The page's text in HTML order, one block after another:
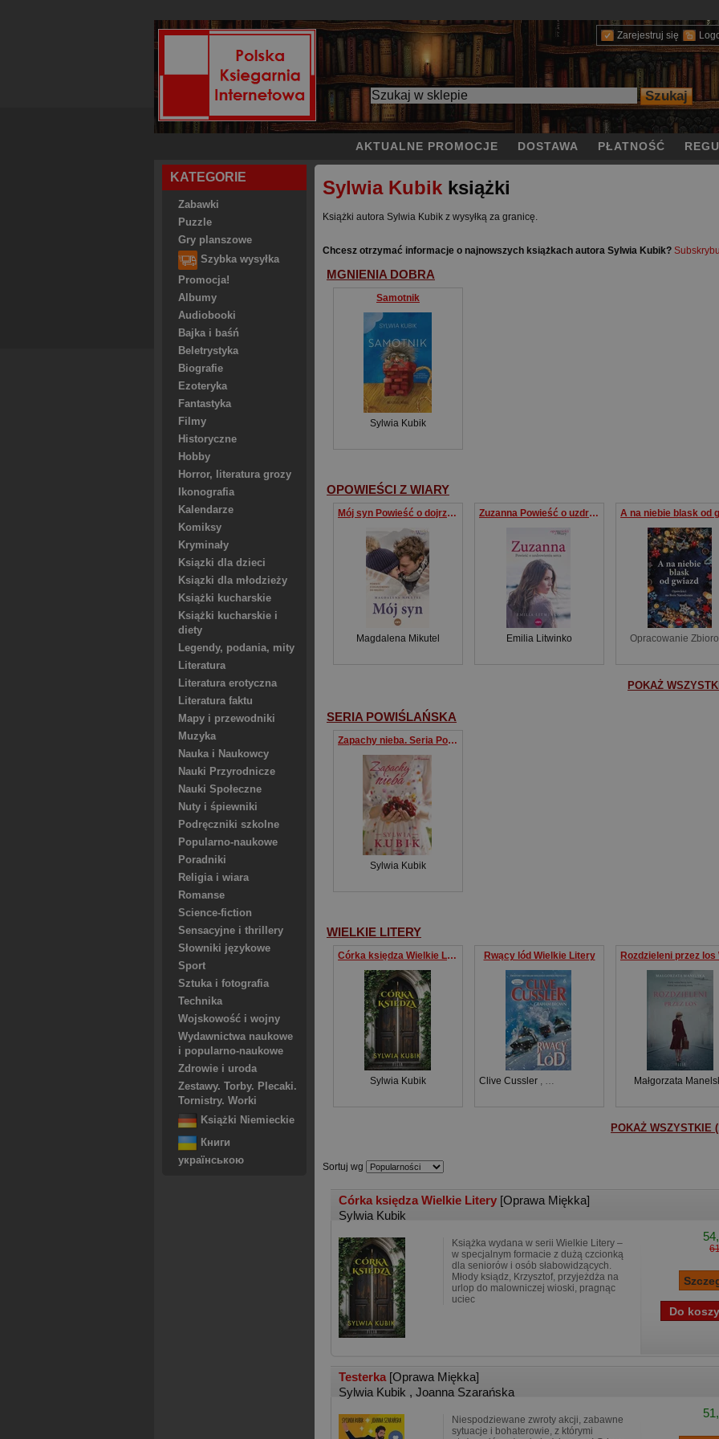
Zarejestruj się
AKTUALNE PROMOCJE DOSTAWA PŁATNOŚĆ
KATEGORIE
Zabawki
Puzzle
Gry planszowe
Szybka wysyłka
Promocja!
Albumy
Audiobooki
Bajka i baśń
Beletrystyka
Biografie
Ezoteryka
Fantastyka
Filmy
Historyczne
Hobby
Horror, literatura grozy
Ikonografia
Kalendarze
Komiksy
Kryminały
Ksiązki dla dzieci
Ksiązki dla młodzieży
Książki kucharskie
Książki kucharskie i
diety
Legendy, podania, mity
Literatura
Literatura erotyczna
Literatura faktu
Mapy i przewodniki
Muzyka
Nauka i Naukowcy
Nauki Przyrodnicze
Nauki Społeczne
Nuty i śpiewniki
Podręczniki szkolne
Popularno-naukowe
Poradniki
Religia i wiara
Romanse
Science-fiction
Sensacyjne i thrillery
Słowniki językowe
Sport
Sztuka i fotografia
Technika
Wojskowość i wojny
Wydawnictwa naukowe
i popularno-naukowe
Zdrowie i uroda
Zestawy. Torby. Plecaki.
Tornistry. Worki
Książki Niemieckie
Книги
українською
Sylwia Kubik książki
Książki autora Sylwia Kubik z wysyłką za granicę.
Chcesz otrzymać informacje o najnowszych książkach autora Sylwia Kubik?
MGNIENIA DOBRA
Samotnik
Sylwia Kubik
OPOWIEŚCI Z WIARY
Mój syn Powieść o dojrzewaniu do miłości
Magdalena Mikutel
Zuzanna Powieść o uzdrowieniu serca
Emilia Litwinko Opracowanie
POKAŻ
SERIA POWIŚLAŃSKA
Zapachy nieba. Seria Powiślańska. Tom 5
Sylwia Kubik
WIELKIE LITERY
Córka księdza Wielkie Litery
Sylwia Kubik
Rwący lód Wielkie Litery
Clive Cussler , Graham Brown Małgorzata
POKAŻ WSZYSTKIE
Sortuj wg
Córka księdza Wielkie Litery [Oprawa Miękka]
Sylwia Kubik
Książka wydana w serii Wielkie Litery –
w specjalnym formacie z dużą czcionką
dla seniorów i osób słabowidzących.
Młody ksiądz, Krzysztof, przyjeżdża na
urlop do malowniczej wioski, pragnąc
uciec
Testerka [Oprawa Miękka]
Sylwia Kubik , Joanna Szarańska
Niespodziewane zwroty akcji, zabawne
sytuacje i bohaterowie, z którymi